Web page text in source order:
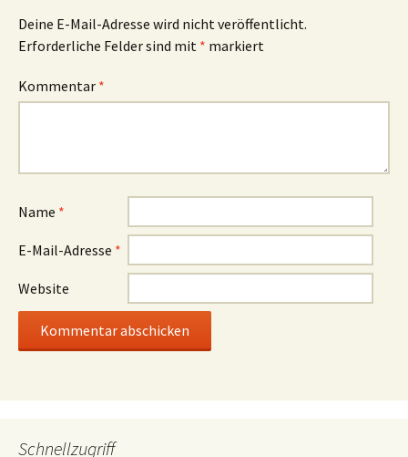
Deine E-Mail-Adresse wird nicht veröffentlicht.
Erforderliche Felder sind mit * markiert
Kommentar *
Name *
E-Mail-Adresse *
Website
Schnellzugriff